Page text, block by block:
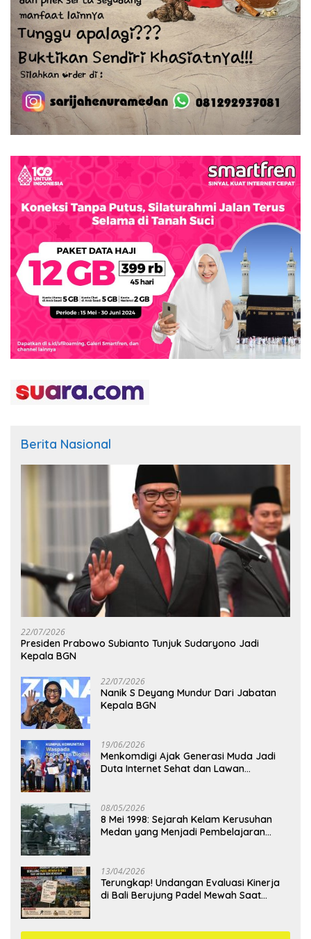
Berita Nasional
22/07/2026
Presiden Prabowo Subianto Tunjuk Sudaryono Jadi
Kepala BGN
22/07/2026
Nanik S Deyang Mundur Dari Jabatan
Kepala BGN
19/06/2026
Menkomdigi Ajak Generasi Muda Jadi
Duta Internet Sehat dan Lawan
08/05/2026
8 Mei 1998: Sejarah Kelam Kerusuhan
Medan yang Menjadi Pembelajaran
13/04/2026
Terungkap! Undangan Evaluasi Kinerja
di Bali Berujung Padel Mewah Saat